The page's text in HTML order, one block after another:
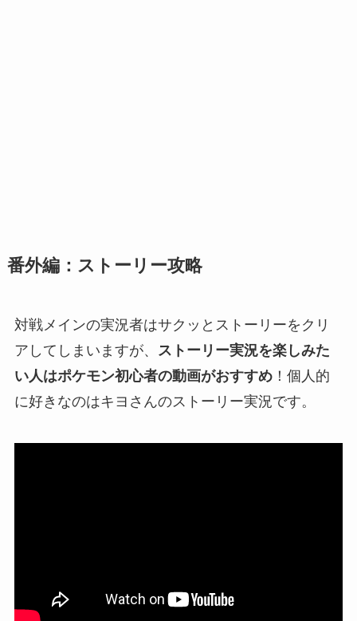
番外編：ストーリー攻略
対戦メインの実況者はサクッとストーリーをクリ
アしてしまいますが、
ストーリー実況を楽しみた
い人はポケモン初心者の動画がおすすめ！個人的
に好きなのはキヨさんのストーリー実況です。